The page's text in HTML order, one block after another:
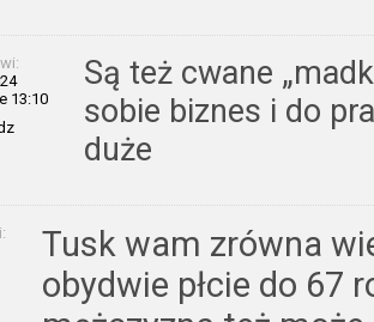
13:10
Są też cwane
sobie biznes i do
duże
Tusk wam zrówna
obydwie płcie do 67